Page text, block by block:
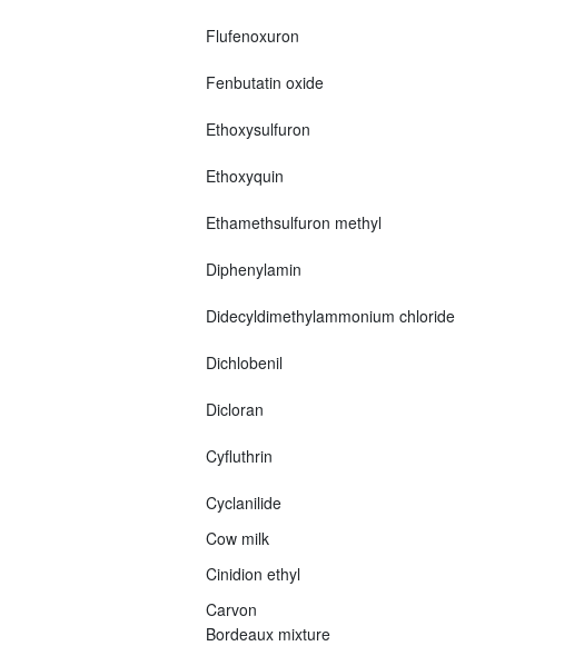
Flufenoxuron
Fenbutatin oxide
Ethoxysulfuron
Ethoxyquin
Ethamethsulfuron methyl
Diphenylamin
Didecyldimethylammonium chloride
Dichlobenil
Dicloran
Cyfluthrin
Cyclanilide
Cow milk
Cinidion ethyl
Carvon
Bordeaux mixture